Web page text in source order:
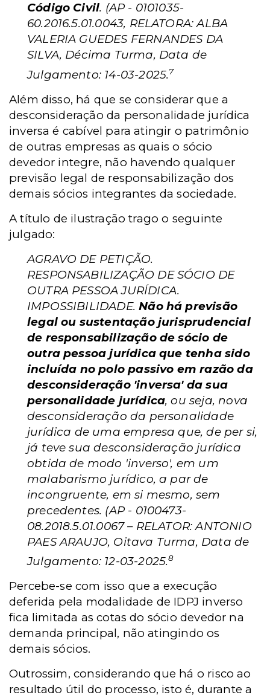
Código Civil. (AP - 0101035-
60.2016.5.01.0043, RELATORA: ALBA
VALERIA GUEDES FERNANDES DA
SILVA, Décima Turma, Data de
Julgamento: 14-03-2025.7
Além disso, há que se considerar que a
desconsideração da personalidade jurídica
inversa é cabível para atingir o patrimônio
de outras empresas as quais o sócio
devedor integre, não havendo qualquer
previsão legal de responsabilização dos
demais sócios integrantes da sociedade.
A título de ilustração trago o seguinte
julgado:
AGRAVO DE PETIÇÃO.
RESPONSABILIZAÇÃO DE SÓCIO DE
OUTRA PESSOA JURÍDICA.
IMPOSSIBILIDADE.Não há previsão
legal ou sustentação jurisprudencial
de responsabilização de sócio de
outra pessoa jurídica que tenha sido
incluída no polo passivo em razão da
desconsideração 'inversa' da sua
personalidade jurídica, ou seja, nova
desconsideração da personalidade
jurídica de uma empresa que, de per si,
já teve sua desconsideração jurídica
obtida de modo 'inverso', em um
malabarismo jurídico, a par de
incongruente, em si mesmo, sem
precedentes. (AP - 0100473-
08.2018.5.01.0067 – RELATOR: ANTONIO
PAES ARAUJO, Oitava Turma, Data de
Julgamento: 12-03-2025.8
Percebe-se com isso que a execução
deferida pela modalidade de IDPJ inverso
fica limitada as cotas do sócio devedor na
demanda principal, não atingindo os
demais sócios.
Outrossim, considerando que há o risco ao
resultado útil do processo, isto é, durante a